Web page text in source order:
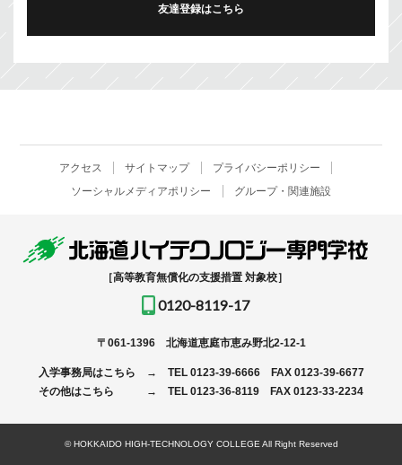
友達登録はこちら
アクセス サイトマップ
プライバシーポリシー
ソーシャルメディアポリシー
グループ・関連施設
［高等教育無償化の支援措置 対象校］
0120-8119-17
〒061-1396 北海道恵庭市恵み野北2-12-1
入学事務局はこちら → TEL 0123-39-6666FAX 0123-39-6677
その他はこちら → TEL 0123-36-8119 FAX 0123-33-2234
© HOKKAIDO HIGH-TECHNOLOGY COLLEGE All Right Reserved